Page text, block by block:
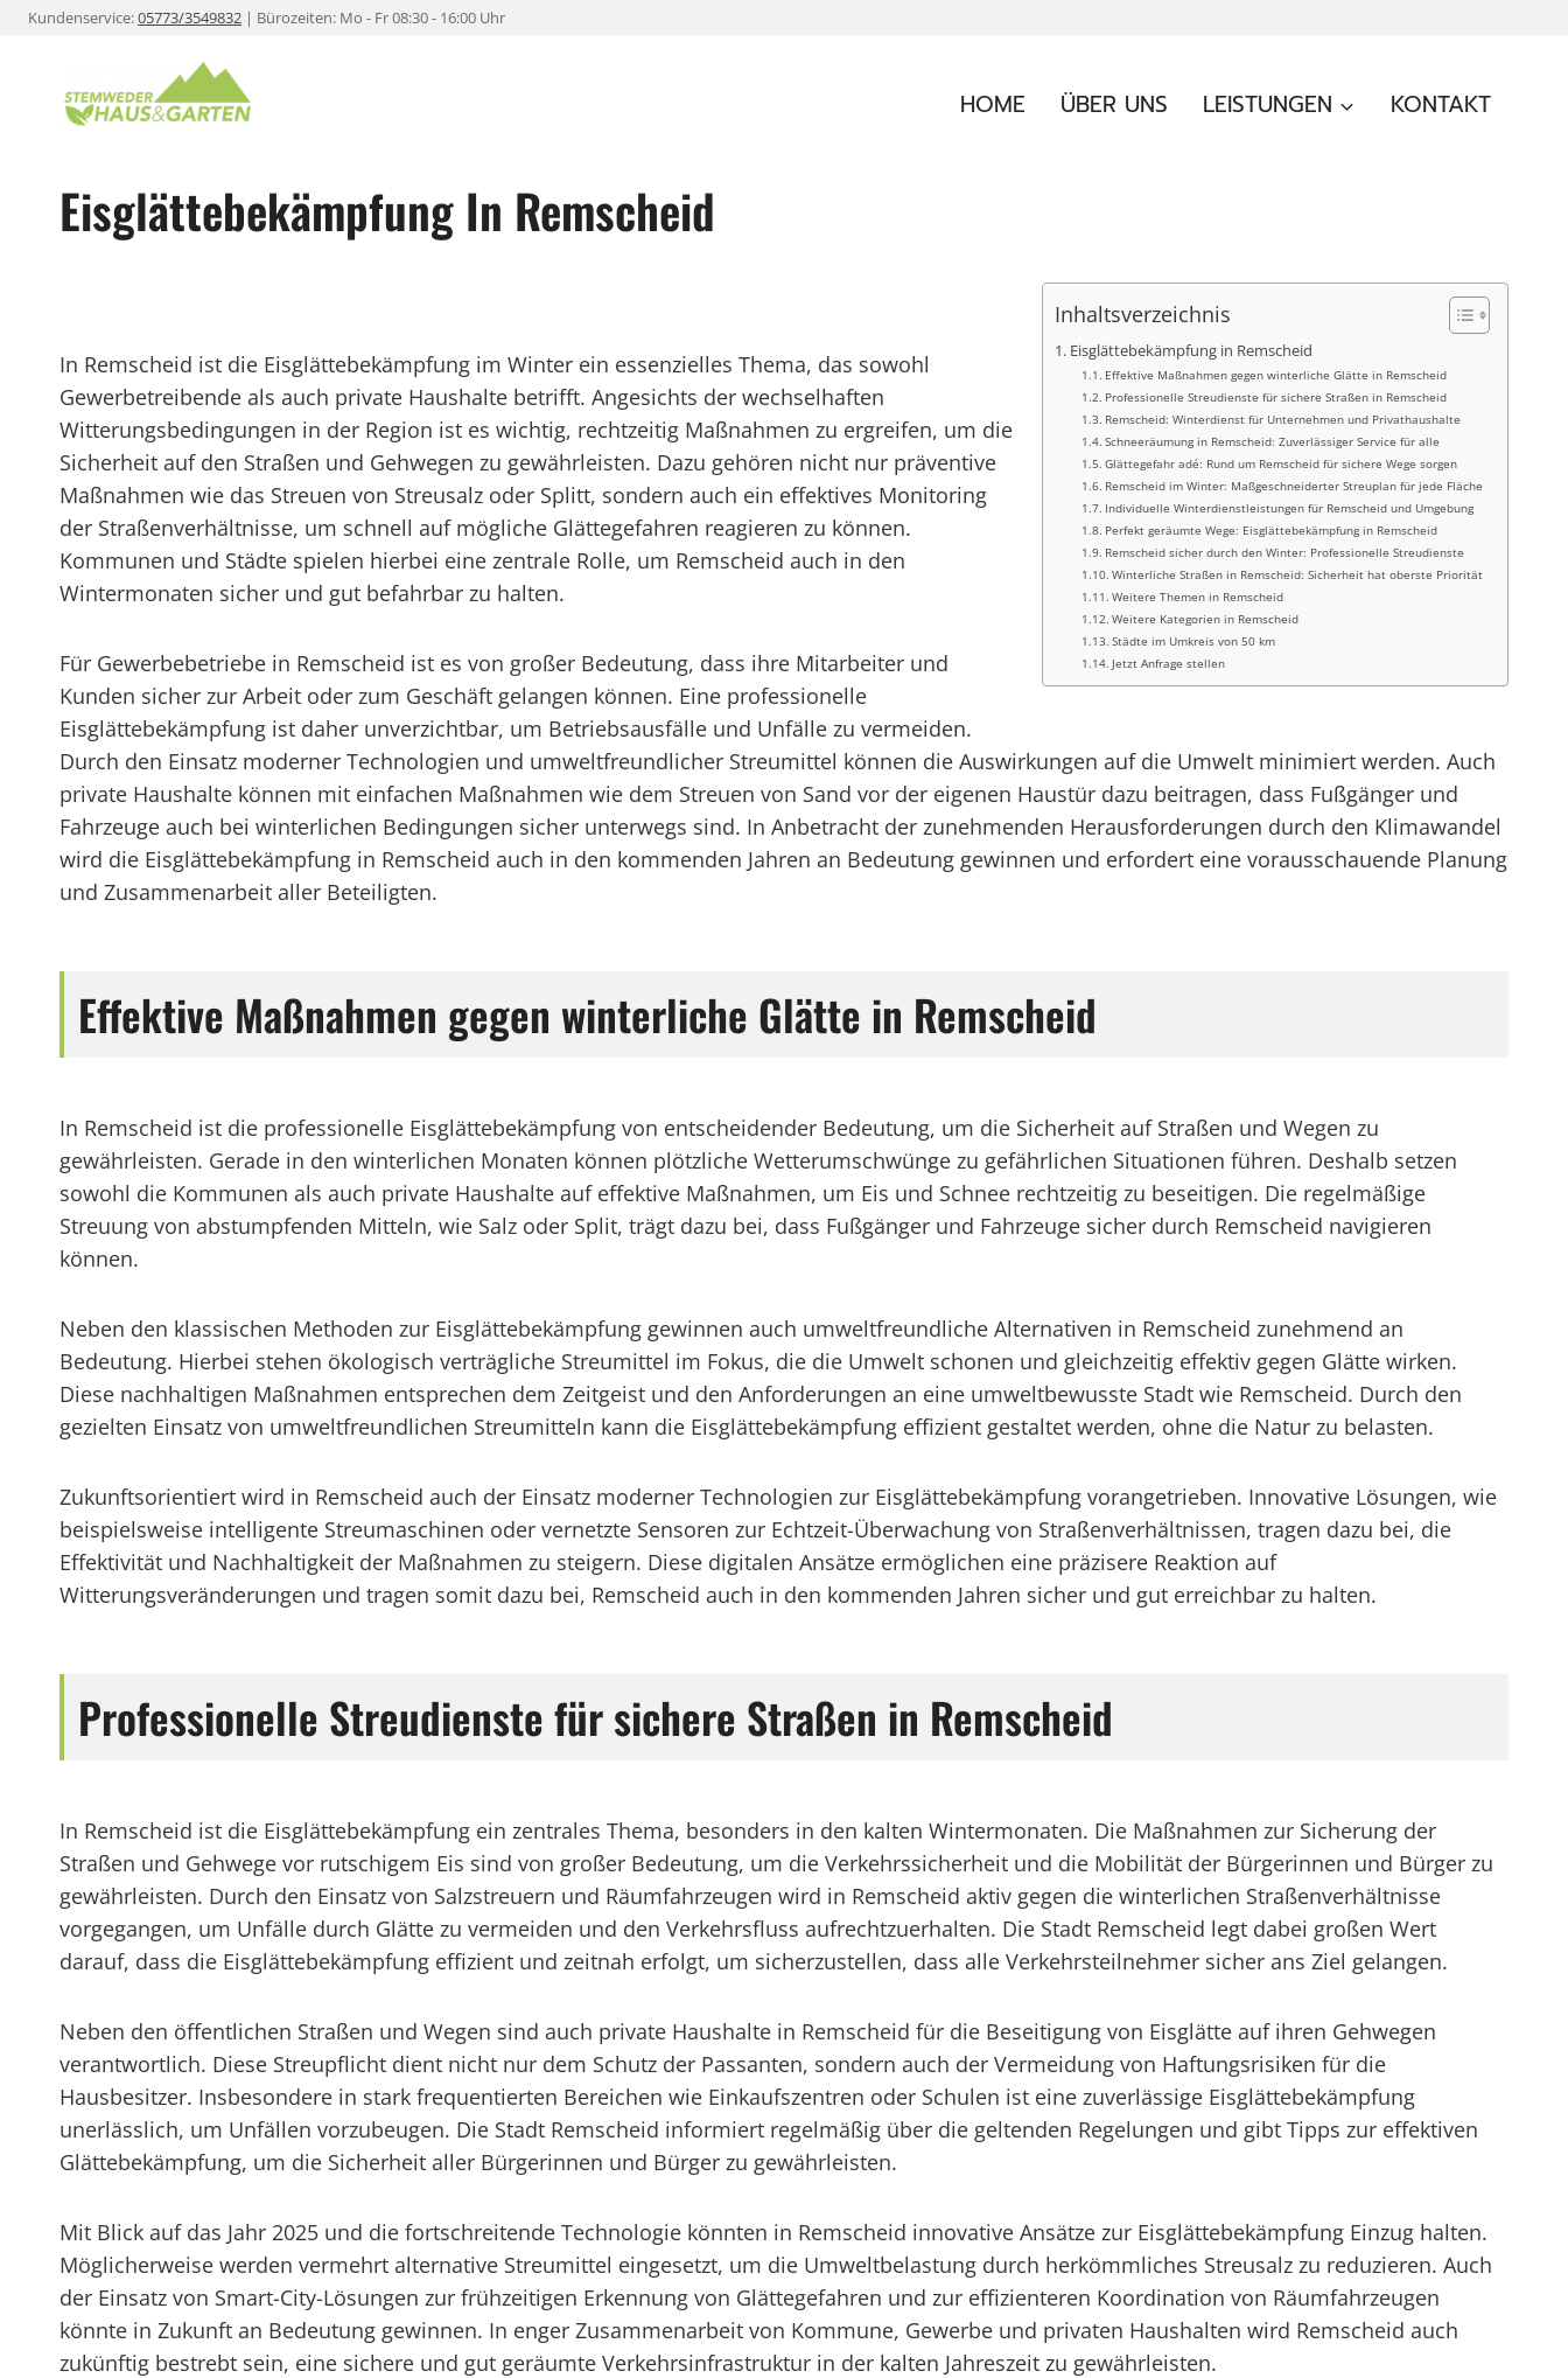
ZumKundenservice:05773/3549832 | Bürozeiten: Mo - Fr 08:30 - 16:00 Uhr
HOME ÜBER UNS LEISTUNGEN KONTAKT
Eisglättebekämpfung In Remscheid
Inhaltsverzeichnis
Eisglättebekämpfung in Remscheid
Effektive Maßnahmen gegen winterliche Glätte in Remscheid
Professionelle Streudienste für sichere Straßen in Remscheid
Remscheid: Winterdienst für Unternehmen und Privathaushalte
Schneeräumung in Remscheid: Zuverlässiger Service für alle
Glättegefahr adé: Rund um Remscheid für sichere Wege sorgen
Remscheid im Winter: Maßgeschneiderter Streuplan für jede Fläche
Individuelle Winterdienstleistungen für Remscheid und Umgebung
Perfekt geräumte Wege: Eisglättebekämpfung in Remscheid
Remscheid sicher durch den Winter: Professionelle Streudienste
Winterliche Straßen in Remscheid: Sicherheit hat oberste Priorität
Weitere Themen in Remscheid
Weitere Kategorien in Remscheid
Städte im Umkreis von 50 km
Jetzt Anfrage stellen
In Remscheid ist die Eisglättebekämpfung im Winter ein essenzielles Thema, das sowohl
Gewerbetreibende als auch private Haushalte betrifft. Angesichts der wechselhaften
Witterungsbedingungen in der Region ist es wichtig, rechtzeitig Maßnahmen zu ergreifen, um die
Sicherheit auf den Straßen und Gehwegen zu gewährleisten. Dazu gehören nicht nur präventive
Maßnahmen wie das Streuen von Streusalz oder Splitt, sondern auch ein effektives Monitoring
der Straßenverhältnisse, um schnell auf mögliche Glättegefahren reagieren zu können.
Kommunen und Städte spielen hierbei eine zentrale Rolle, um Remscheid auch in den
Wintermonaten sicher und gut befahrbar zu halten.
Für Gewerbebetriebe in Remscheid ist es von großer Bedeutung, dass ihre Mitarbeiter und
Kunden sicher zur Arbeit oder zum Geschäft gelangen können. Eine professionelle
Eisglättebekämpfung ist daher unverzichtbar, um Betriebsausfälle und Unfälle zu vermeiden.
Durch den Einsatz moderner Technologien und umweltfreundlicher Streumittel können die Auswirkungen auf die Umwelt minimiert werden. Auch
private Haushalte können mit einfachen Maßnahmen wie dem Streuen von Sand vor der eigenen Haustür dazu beitragen, dass Fußgänger und
Fahrzeuge auch bei winterlichen Bedingungen sicher unterwegs sind. In Anbetracht der zunehmenden Herausforderungen durch den Klimawandel
wird die Eisglättebekämpfung in Remscheid auch in den kommenden Jahren an Bedeutung gewinnen und erfordert eine vorausschauende Planung
und Zusammenarbeit aller Beteiligten.
Effektive Maßnahmen gegen winterliche Glätte in Remscheid
In Remscheid ist die professionelle Eisglättebekämpfung von entscheidender Bedeutung, um die Sicherheit auf Straßen und Wegen zu
gewährleisten. Gerade in den winterlichen Monaten können plötzliche Wetterumschwünge zu gefährlichen Situationen führen. Deshalb setzen
sowohl die Kommunen als auch private Haushalte auf effektive Maßnahmen, um Eis und Schnee rechtzeitig zu beseitigen. Die regelmäßige
Streuung von abstumpfenden Mitteln, wie Salz oder Split, trägt dazu bei, dass Fußgänger und Fahrzeuge sicher durch Remscheid navigieren
können.
Neben den klassischen Methoden zur Eisglättebekämpfung gewinnen auch umweltfreundliche Alternativen in Remscheid zunehmend an
Bedeutung. Hierbei stehen ökologisch verträgliche Streumittel im Fokus, die die Umwelt schonen und gleichzeitig effektiv gegen Glätte wirken.
Diese nachhaltigen Maßnahmen entsprechen dem Zeitgeist und den Anforderungen an eine umweltbewusste Stadt wie Remscheid. Durch den
gezielten Einsatz von umweltfreundlichen Streumitteln kann die Eisglättebekämpfung effizient gestaltet werden, ohne die Natur zu belasten.
Zukunftsorientiert wird in Remscheid auch der Einsatz moderner Technologien zur Eisglättebekämpfung vorangetrieben. Innovative Lösungen, wie
beispielsweise intelligente Streumaschinen oder vernetzte Sensoren zur Echtzeit-Überwachung von Straßenverhältnissen, tragen dazu bei, die
Effektivität und Nachhaltigkeit der Maßnahmen zu steigern. Diese digitalen Ansätze ermöglichen eine präzisere Reaktion auf
Witterungsveränderungen und tragen somit dazu bei, Remscheid auch in den kommenden Jahren sicher und gut erreichbar zu halten.
Professionelle Streudienste für sichere Straßen in Remscheid
In Remscheid ist die Eisglättebekämpfung ein zentrales Thema, besonders in den kalten Wintermonaten. Die Maßnahmen zur Sicherung der
Straßen und Gehwege vor rutschigem Eis sind von großer Bedeutung, um die Verkehrssicherheit und die Mobilität der Bürgerinnen und Bürger zu
gewährleisten. Durch den Einsatz von Salzstreuern und Räumfahrzeugen wird in Remscheid aktiv gegen die winterlichen Straßenverhältnisse
vorgegangen, um Unfälle durch Glätte zu vermeiden und den Verkehrsfluss aufrechtzuerhalten. Die Stadt Remscheid legt dabei großen Wert
darauf, dass die Eisglättebekämpfung effizient und zeitnah erfolgt, um sicherzustellen, dass alle Verkehrsteilnehmer sicher ans Ziel gelangen.
Neben den öffentlichen Straßen und Wegen sind auch private Haushalte in Remscheid für die Beseitigung von Eisglätte auf ihren Gehwegen
verantwortlich. Diese Streupflicht dient nicht nur dem Schutz der Passanten, sondern auch der Vermeidung von Haftungsrisiken für die
Hausbesitzer. Insbesondere in stark frequentierten Bereichen wie Einkaufszentren oder Schulen ist eine zuverlässige Eisglättebekämpfung
unerlässlich, um Unfällen vorzubeugen. Die Stadt Remscheid informiert regelmäßig über die geltenden Regelungen und gibt Tipps zur effektiven
Glättebekämpfung, um die Sicherheit aller Bürgerinnen und Bürger zu gewährleisten.
Mit Blick auf das Jahr 2025 und die fortschreitende Technologie könnten in Remscheid innovative Ansätze zur Eisglättebekämpfung Einzug halten.
Möglicherweise werden vermehrt alternative Streumittel eingesetzt, um die Umweltbelastung durch herkömmliches Streusalz zu reduzieren. Auch
der Einsatz von Smart-City-Lösungen zur frühzeitigen Erkennung von Glättegefahren und zur effizienteren Koordination von Räumfahrzeugen
könnte in Zukunft an Bedeutung gewinnen. In enger Zusammenarbeit von Kommune, Gewerbe und privaten Haushalten wird Remscheid auch
zukünftig bestrebt sein, eine sichere und gut geräumte Verkehrsinfrastruktur in der kalten Jahreszeit zu gewährleisten.